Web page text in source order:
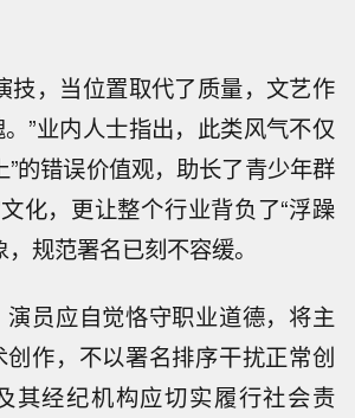
技，当位置取代了质量，文艺作
”业内人士指出，此类风气不仅
”的错误价值观，助长了青少年群
化，更让整个行业背负了“浮躁
规范署名已刻不容缓。
演员应自觉恪守职业道德，将主
作，不以署名排序干扰正常创
其经纪机构应切实履行社会责